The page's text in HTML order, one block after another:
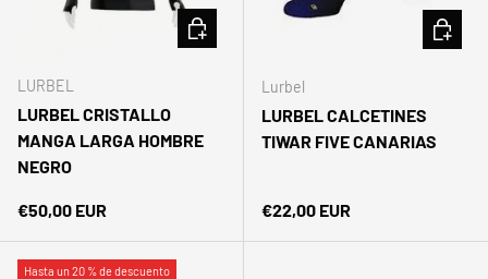
LURBEL
LURBEL CRISTALLO
MANGA LARGA HOMBRE
NEGRO
Precio normal
€50,00 EUR
ELEGIR OPCIONES
Lurbel
LURBEL CALCETINES
TIWAR FIVE CANARIAS
Precio normal
€22,00 EUR
ELEGIR
Hasta un 20 % de descuento